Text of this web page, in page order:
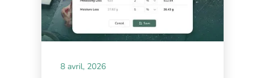
8 avril, 2026